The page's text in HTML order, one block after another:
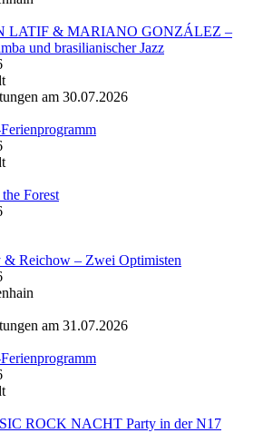
LATIF & MARIANO GONZÁLEZ –
und brasilianischer Jazz
am 30.07.2026
Forest
Reichow – Zwei Optimisten
am 31.07.2026
ROCK NACHT Party in der N17